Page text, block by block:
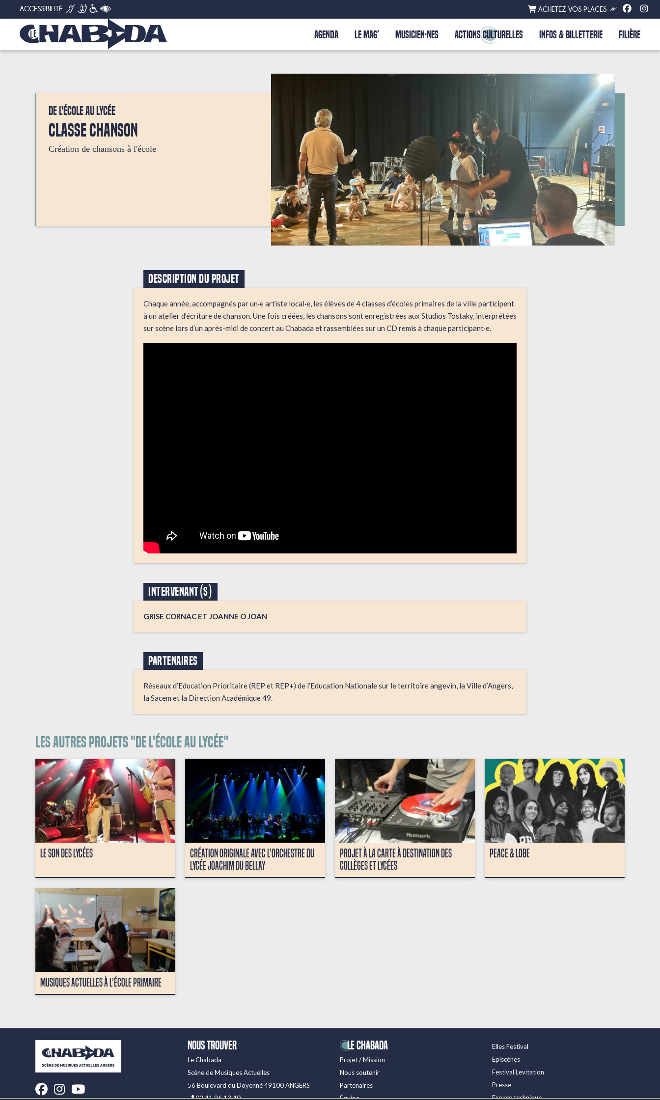
ACCESSIBILITÉ ACHETEZ VOS PLACES
AGENDA LE MAG’ MUSICIEN·NES ACTIONS CULTURELLES INFOS & BILLETTERIE FILIÈRE
De l'école au lycée
Classe chanson
Création de chansons à l'école
DESCRIPTION DU PROJET
Chaque année, accompagnés par un·e artiste local·e, les élèves de 4 classes d’écoles primaires de la ville participent
à un atelier d’écriture de chanson. Une fois créées, les chansons sont enregistrées aux Studios Tostaky, interprétées
sur scène lors d’un après-midi de concert au Chabada et rassemblées sur un CD remis à chaque participant·e.
INTERVENANT(S)
GRISE CORNAC ET JOANNE O JOAN
PARTENAIRES
Réseaux d’Education Prioritaire (REP et REP+) de l’Education Nationale sur le territoire angevin, la Ville d’Angers,
la Sacem et la Direction Académique 49.
Les autres projets "De l'école au lycée"
LE SON DES LYCÉES
CRÉATION ORIGINALE AVEC L’ORCHESTRE DU
LYCÉE JOACHIM DU BELLAY
PROJET À LA CARTE À DESTINATION DES
COLLÈGES ET LYCÉES
PEACE & LOBE
MUSIQUES ACTUELLES À L’ÉCOLE PRIMAIRE
Facebook
Instagram
Youtube
Nous trouver
Le Chabada
Scène de Musiques Actuelles
56 Boulevard du Doyenné 49100 ANGERS
02 41 96 13 40
LE CHABADA
Projet / Mission
Nous soutenir
Partenaires
Équipe
Elles Festival
Épiscènes
Festival Levitation
Presse
Espace technique